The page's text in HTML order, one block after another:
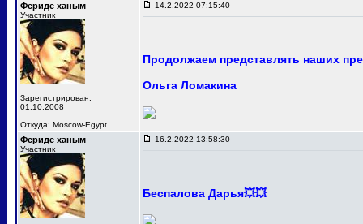
Фериде ханым
Участник
Зарегистрирован:
01.10.2008
Откуда: Moscow-Egypt
14.2.2022 07:15:40
Продолжаем представлять наших
Ольга Ломакина
Фериде ханым
Участник
16.2.2022 13:58:30
Беспалова Дарья💥💥